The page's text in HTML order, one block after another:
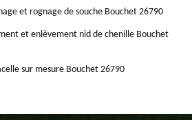
et rognage de souche Bouchet 26790
et enlèvement nid de chenille Bouchet
sur mesure Bouchet 26790